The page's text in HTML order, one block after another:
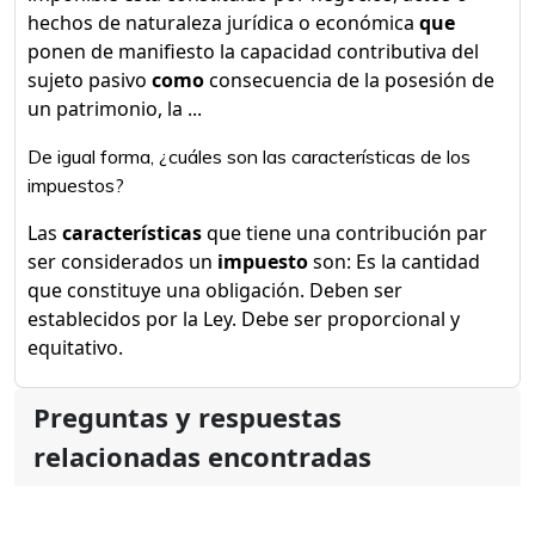
hechos de naturaleza jurídica o económica que
ponen de manifiesto la capacidad contributiva del
sujeto pasivo comoconsecuencia de la posesión de
un patrimonio, la ...
De igual forma, ¿cuáles son las características de los
impuestos?
Las característicasque tiene una contribución par
ser considerados un impuestoson: Es la cantidad
que constituye una obligación. Deben ser
establecidos por la Ley. Debe ser proporcional y
equitativo.
Preguntas y respuestas
relacionadas encontradas